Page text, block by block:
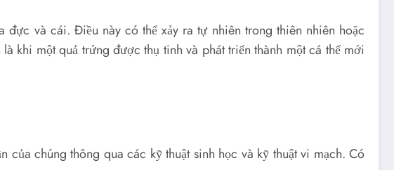
và cái. Điều này có thể xảy ra tự nhiên trong thiên nhiên hoặc
khi một quả trứng được thụ tinh và phát triển thành một cá thể mới
của chúng thông qua các kỹ thuật sinh học và kỹ thuật vi mạch. Có